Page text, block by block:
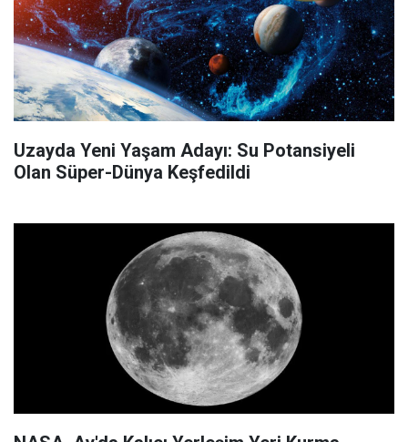
Uzayda Yeni Yaşam Adayı: Su Potansiyeli
Olan Süper-Dünya Keşfedildi